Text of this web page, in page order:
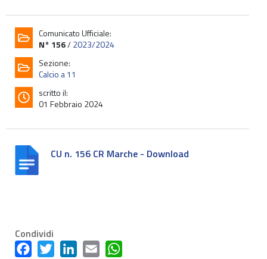
Comunicato Ufficiale:
N° 156/2023/2024
Sezione:
Calcio a 11
scritto il:
01 Febbraio 2024
CU n. 156 CR Marche - Download
Condividi
FacebookTwitter LinkedInEmail